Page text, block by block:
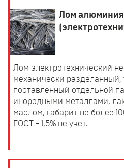
Лом алюминия
Лом электротехнический
механически
поставленный отдельной
инородными металлами,
маслом, габарит не более
ГОСТ - 1,5% не учет.